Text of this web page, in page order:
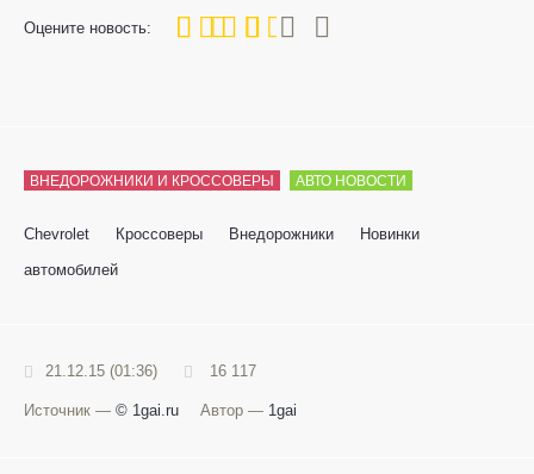
Оцените новость:
60
1 3 4 5
ВНЕДОРОЖНИКИ И КРОССОВЕРЫ АВТО НОВОСТИ
Chevrolet Кроссоверы Внедорожники
Новинки
автомобилей
21.12.15 (01:36) 16 117
Источник — © 1gai.ru Автор — 1gai